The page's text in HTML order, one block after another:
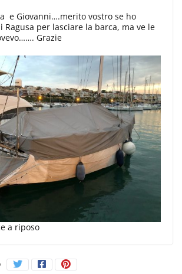
e Giovanni….merito vostro se ho
Ragusa per lasciare la barca, ma ve le
Grazie
a riposo